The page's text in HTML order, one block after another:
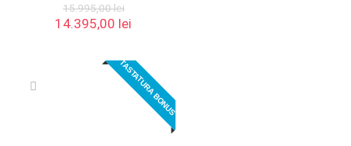
15.995,00lei
Prețul
15.995,00 lei.
14.395,00 lei
14.395,00 lei.
TASTATURA BONUS